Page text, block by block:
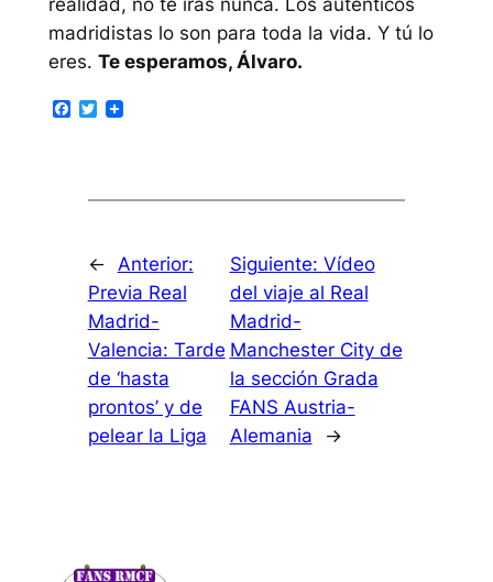
madridistas lo son para toda la vida. Y tú lo
eres. Te esperamos, Álvaro.
Facebook
Twitter
← Anterior:
Previa Real
Madrid-
Valencia: Tarde
de ‘hasta
prontos’ y de
pelear la Liga
Siguiente: Vídeo
del viaje al Real
Madrid-
Manchester City de
la sección Grada
FANS Austria-
Alemania
→